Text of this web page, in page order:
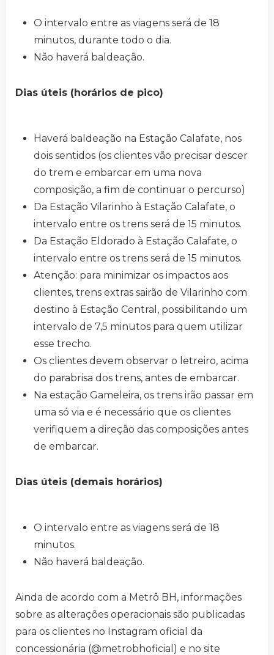
O intervalo entre as viagens será de 18
minutos, durante todo o dia.
Não haverá baldeação.
Dias úteis (horários de pico)
Haverá baldeação na Estação Calafate, nos
dois sentidos (os clientes vão precisar descer
do trem e embarcar em uma nova
composição, a fim de continuar o percurso)
Da Estação Vilarinho à Estação Calafate, o
intervalo entre os trens será de 15 minutos.
Da Estação Eldorado à Estação Calafate, o
intervalo entre os trens será de 15 minutos.
Atenção: para minimizar os impactos aos
clientes, trens extras sairão de Vilarinho com
destino à Estação Central, possibilitando um
intervalo de 7,5 minutos para quem utilizar
esse trecho.
Os clientes devem observar o letreiro, acima
do parabrisa dos trens, antes de embarcar.
Na estação Gameleira, os trens irão passar em
uma só via e é necessário que os clientes
verifiquem a direção das composições antes
de embarcar.
Dias úteis (demais horários)
O intervalo entre as viagens será de 18
minutos.
Não haverá baldeação.
Ainda de acordo com a Metrô BH, informações
sobre as alterações operacionais são publicadas
para os clientes no Instagram oficial da
concessionária (@metrobhoficial) e no site